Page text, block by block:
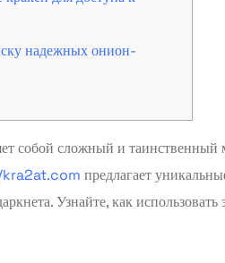
надежных онион-
собой сложный и таинственный
предлагает
Узнайте, как